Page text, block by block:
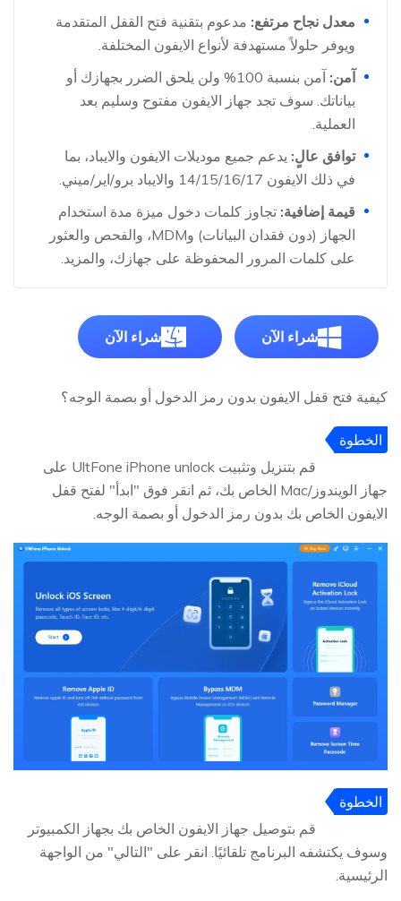
معدل نجاح مرتفع: مدعوم بتقنية فتح القفل المتقدمة
ويوفر حلولاً مستهدفة لأنواع الايفون المختلفة.
آمن:
آمن بنسبة 100% ولن يلحق الضرر بجهازك أو
بياناتك. سوف تجد جهاز الايفون مفتوح وسليم بعد
العملية.
توافق عالٍ: يدعم جميع موديلات الايفون والايباد، بما
في ذلك الايفون 14/15/16/17 والايباد برو/اير/ميني.
قيمة إضافية: تجاوز كلمات دخول ميزة مدة استخدام
الجهاز (دون فقدان البيانات) وMDM، والفحص والعثور
على كلمات المرور المحفوظة على جهازك، والمزيد.
شراء الآن شراء الآن
كيفية فتح قفل الايفون بدون رمز الدخول أو بصمة الوجه؟
الخطوة
قم بتنزيل وتثبيت UltFone iPhone unlock على
جهاز الويندوز/Mac الخاص بك، ثم انقر فوق "ابدأ" لفتح قفل
الايفون الخاص بك بدون رمز الدخول أو بصمة الوجه.
الخطوة
قم بتوصيل جهاز الايفون الخاص بك بجهاز الكمبيوتر
وسوف يكتشفه البرنامج تلقائيًا. انقر على "التالي" من الواجهة
الرئيسية.